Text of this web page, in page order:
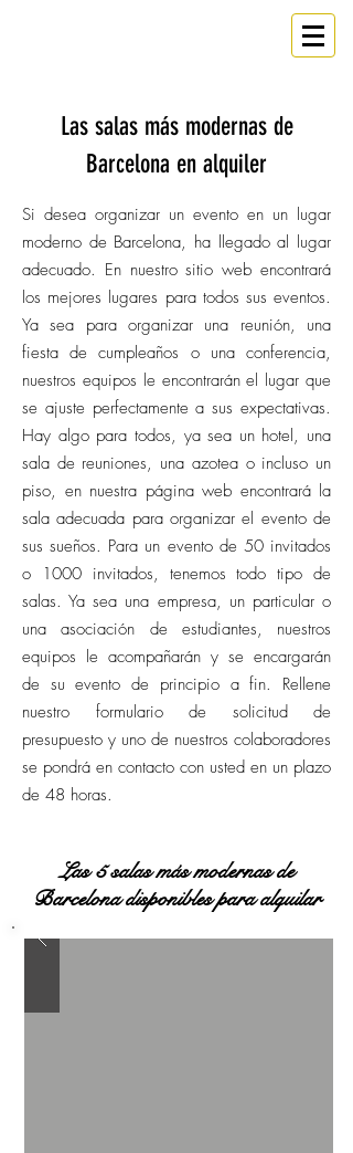
Las salas más modernas de
Barcelona en alquiler
Si desea organizar un evento en un lugar
moderno de Barcelona, ha llegado al lugar
adecuado. En nuestro sitio web encontrará
los mejores lugares para todos sus eventos.
Ya sea para organizar una reunión, una
fiesta de cumpleaños o una conferencia,
nuestros equipos le encontrarán el lugar que
se ajuste perfectamente a sus expectativas.
Hay algo para todos, ya sea un hotel, una
sala de reuniones, una azotea o incluso un
piso, en nuestra página web encontrará la
sala adecuada para organizar el evento de
sus sueños. Para un evento de 50 invitados
o 1000 invitados, tenemos todo tipo de
salas. Ya sea una empresa, un particular o
una asociación de estudiantes, nuestros
equipos le acompañarán y se encargarán
de su evento de principio a fin. Rellene
nuestro formulario de solicitud de
presupuesto y uno de nuestros colaboradores
se pondrá en contacto con usted en un plazo
de 48 horas.
Las 5 salas más modernas de
Barcelona disponibles para alquilar